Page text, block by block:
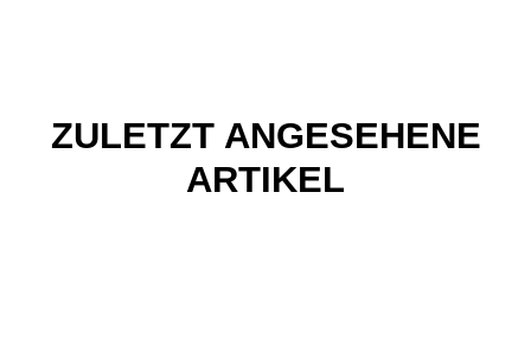
ZULETZT ANGESEHENE
ARTIKEL